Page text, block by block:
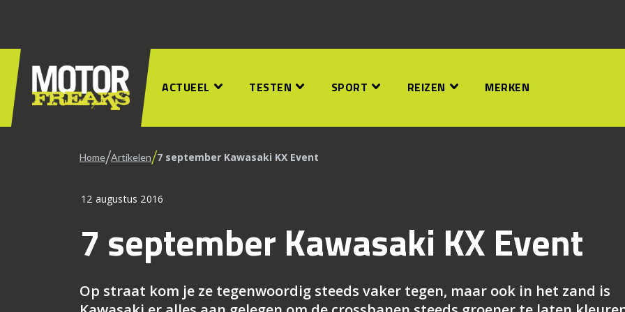
ACTUEEL TESTEN SPORT REIZEN MERKEN
Home/Artikelen/7 september Kawasaki KX Event
12 augustus 2016
7 september Kawasaki KX Event
Op straat kom je ze tegenwoordig steeds vaker tegen, maar ook in het zand is